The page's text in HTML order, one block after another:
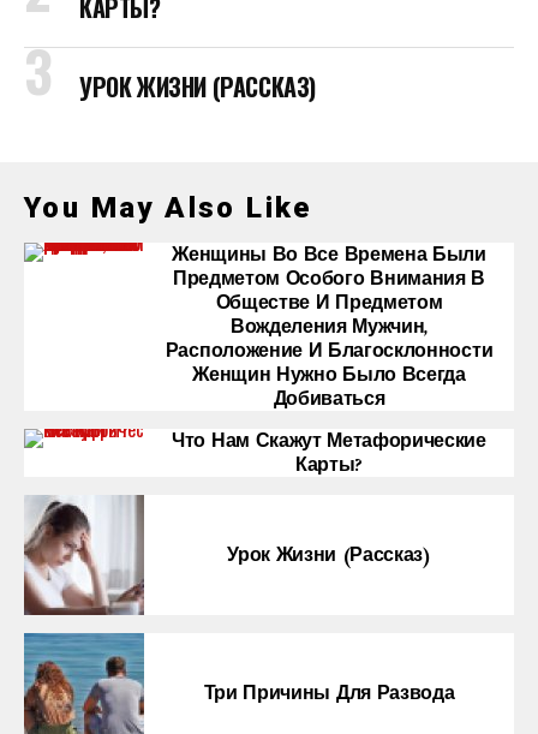
КАРТЫ?
УРОК ЖИЗНИ (РАССКАЗ)
You May Also Like
Женщины Во Все Времена Были
Предметом Особого Внимания В
Обществе И Предметом
Вожделения Мужчин,
Расположение И Благосклонности
Женщин Нужно Было Всегда
Добиваться
Что Нам Скажут Метафорические
Карты?
Урок Жизни (рассказ)
Три Причины Для Развода